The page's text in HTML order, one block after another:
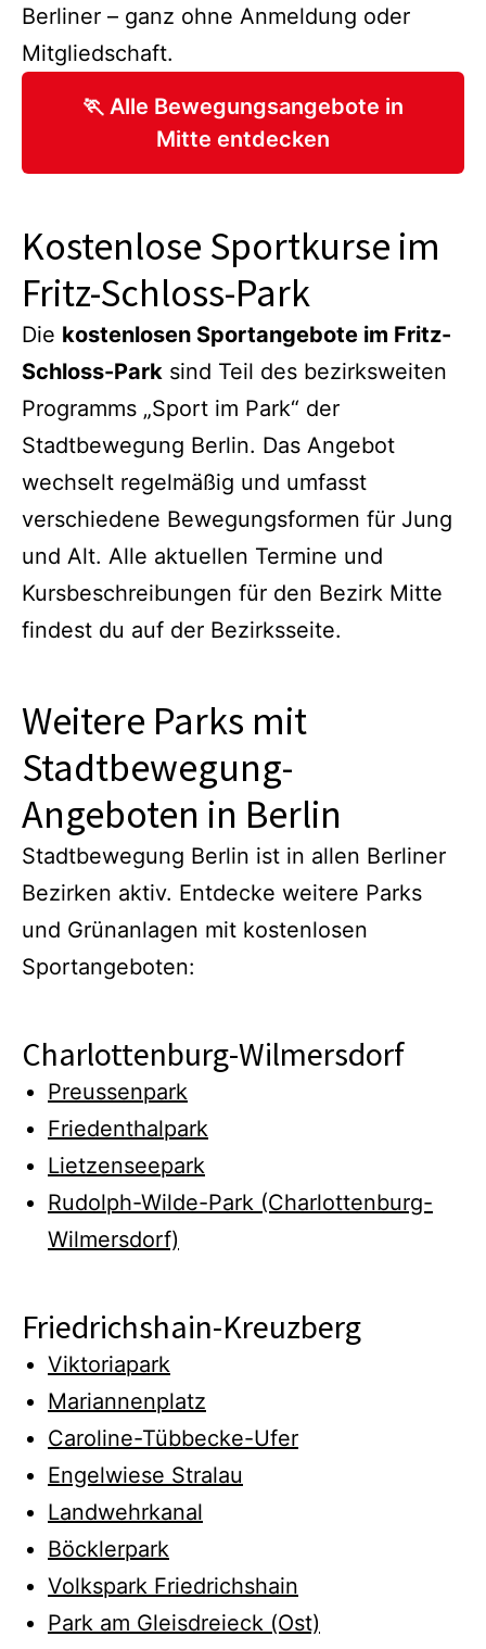
Berliner – ganz ohne Anmeldung oder
Mitgliedschaft.
🏃 Alle Bewegungsangebote in
Mitte entdecken
Kostenlose Sportkurse im
Fritz-Schloss-Park
Die kostenlosen Sportangebote im Fritz-
Schloss-Park sind Teil des bezirksweiten
Programms „Sport im Park“ der
Stadtbewegung Berlin. Das Angebot
wechselt regelmäßig und umfasst
verschiedene Bewegungsformen für Jung
und Alt. Alle aktuellen Termine und
Kursbeschreibungen für den Bezirk Mitte
findest du auf der Bezirksseite.
Weitere Parks mit
Stadtbewegung-
Angeboten in Berlin
Stadtbewegung Berlin ist in allen Berliner
Bezirken aktiv. Entdecke weitere Parks
und Grünanlagen mit kostenlosen
Sportangeboten:
Charlottenburg-Wilmersdorf
Preussenpark
Friedenthalpark
Lietzenseepark
Rudolph-Wilde-Park (Charlottenburg-
Wilmersdorf)
Friedrichshain-Kreuzberg
Viktoriapark
Mariannenplatz
Caroline-Tübbecke-Ufer
Engelwiese Stralau
Landwehrkanal
Böcklerpark
Volkspark Friedrichshain
Park am Gleisdreieck (Ost)